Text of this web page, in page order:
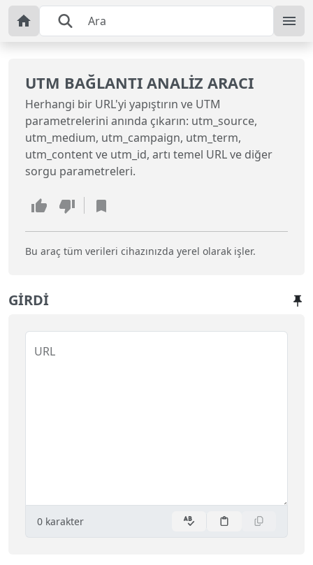
UTM BAĞLANTI ANALIZ ARACI
Herhangi bir URL'yi yapıştırın ve UTM
parametrelerini anında çıkarın: utm_source,
utm_medium, utm_campaign, utm_term,
utm_content ve utm_id, artı temel URL ve diğer
sorgu parametreleri.
Bu araç tüm verileri cihazınızda yerel olarak işler.
GIRDI
URL
0 karakter